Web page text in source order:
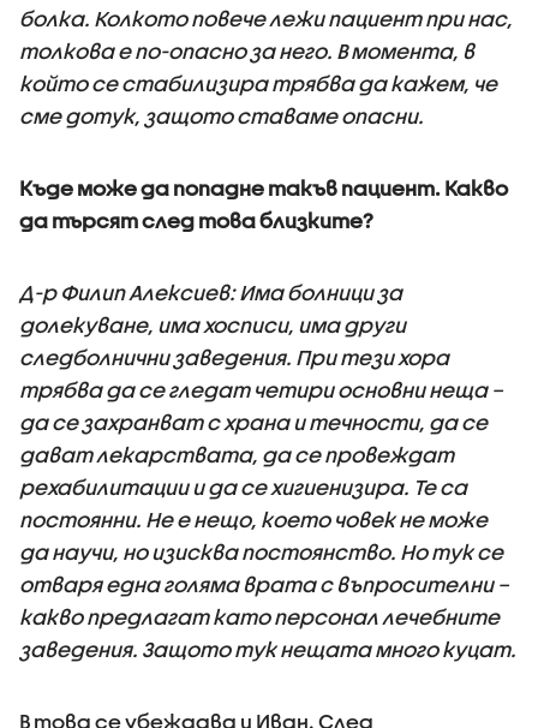
болка. Колкото повече лежи пациент при нас,
толкова е по-опасно за него. В момента, в
който се стабилизира трябва да кажем, че
сме дотук, защото ставаме опасни.
Къде може да попадне такъв пациент. Какво
да търсят след това близките?
Д-р Филип Алексиев: Има болници за
долекуване, има хосписи, има други
следболнични заведения. При тези хора
трябва да се гледат четири основни неща –
да се захранват с храна и течности, да се
дават лекарствата, да се провеждат
рехабилитации и да се хигиенизира. Те са
постоянни. Не е нещо, което човек не може
да научи, но изисква постоянство. Но тук се
отваря една голяма врата с въпросителни –
какво предлагат като персонал лечебните
заведения. Защото тук нещата много куцат.
В това се убеждава и Иван. След